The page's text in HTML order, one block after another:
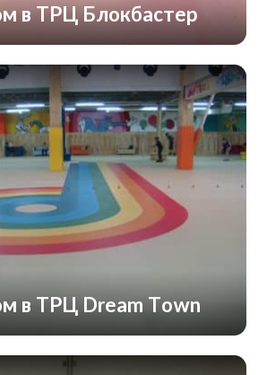
в ТРЦ Блокбастер
в ТРЦ Dream Town